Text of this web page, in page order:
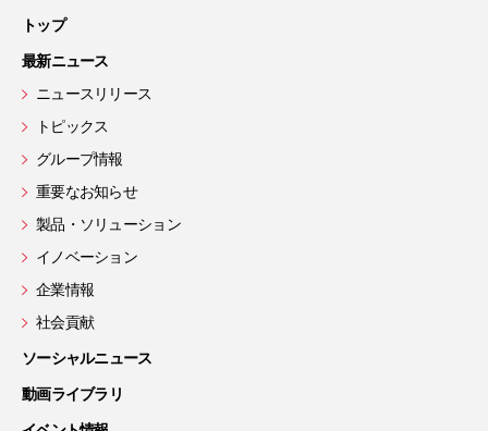
トップ
最新ニュース
ニュースリリース
トピックス
グループ情報
重要なお知らせ
製品・ソリューション
イノベーション
企業情報
社会貢献
ソーシャルニュース
動画ライブラリ